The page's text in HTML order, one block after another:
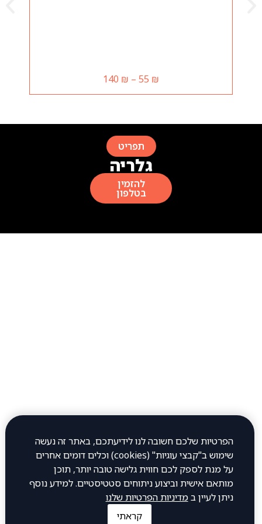
הפרטיות שלכם חשובה לנו לידיעתכם, באתר זה נעשה
שימוש ב"קבצי עוגיות" (cookies) וכלים דומים אחרים
על מנת לספק לכם חווית גלישה טובה יותר, תוכן
מותאם אישית וביצוע ניתוחים סטטיסטיים. למידע נוסף
ניתן לעיין במדיניות הפרטיות שלנו
קראתי
55 ₪
–
140 ₪
תפריט
גלריה
להזמין
בטלפון
יום שישי 12:00–0:30
יום שבת 12:00–23:00
כתובת